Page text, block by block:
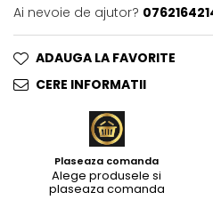
Ai nevoie de ajutor?
ADAUGA LA FAVORITE
CERE INFORMATII
Plaseaza comanda
Alege produsele si
plaseaza comanda